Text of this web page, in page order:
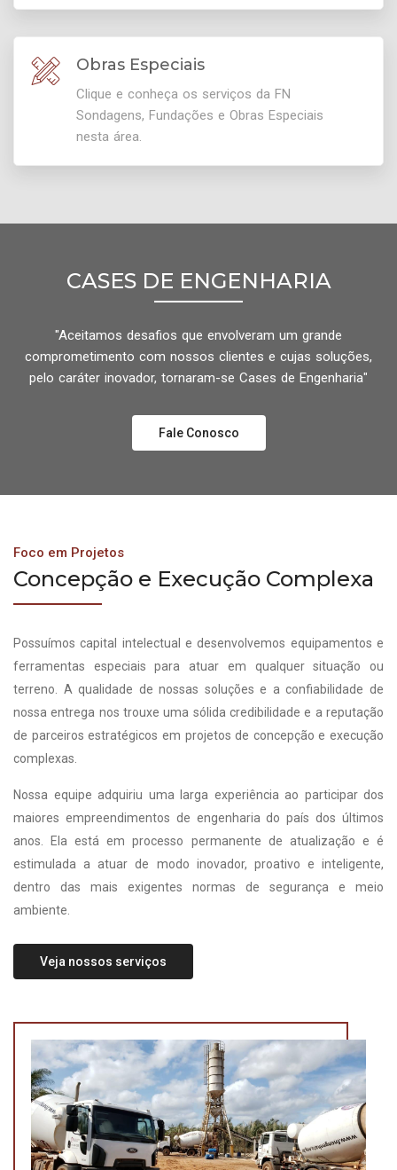
Obras Especiais
Clique e conheça os serviços da FN
Sondagens, Fundações e Obras Especiais
nesta área.
CASES DE ENGENHARIA
"Aceitamos desafios que envolveram um grande
comprometimento com nossos clientes e cujas soluções,
pelo caráter inovador, tornaram-se Cases de Engenharia"
Fale Conosco
Foco em Projetos
Concepção e Execução Complexa
Possuímos capital intelectual e desenvolvemos equipamentos e
ferramentas especiais para atuar em qualquer situação ou
terreno. A qualidade de nossas soluções e a confiabilidade de
nossa entrega nos trouxe uma sólida credibilidade e a reputação
de parceiros estratégicos em projetos de concepção e execução
complexas.
Nossa equipe adquiriu uma larga experiência ao participar dos
maiores empreendimentos de engenharia do país dos últimos
anos. Ela está em processo permanente de atualização e é
estimulada a atuar de modo inovador, proativo e inteligente,
dentro das mais exigentes normas de segurança e meio
ambiente.
Veja nossos serviços